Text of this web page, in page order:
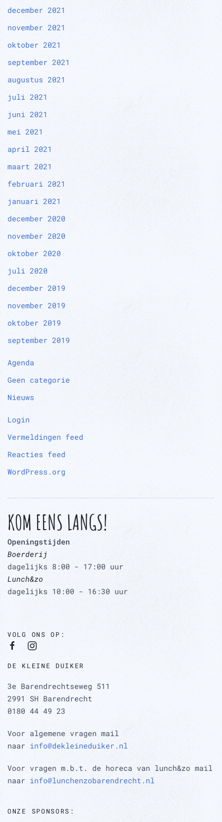
december 2021
november 2021
oktober 2021
september 2021
augustus 2021
juli 2021
juni 2021
mei 2021
april 2021
maart 2021
februari 2021
januari 2021
december 2020
november 2020
oktober 2020
juli 2020
december 2019
november 2019
oktober 2019
september 2019
Agenda
Geen categorie
Nieuws
Login
Vermeldingen feed
Reacties feed
WordPress.org
KOM EENS LANGS!
Openingstijden
Boerderij
dagelijks 8:00 - 17:00 uur
Lunch&zo
dagelijks 10:00 - 16:30 uur
VOLG ONS OP:
DE KLEINE DUIKER
3e Barendrechtseweg 511
2991 SH Barendrecht
0180 44 49 23
Voor algemene vragen mail
naar info@dekleineduiker.nl
Voor vragen m.b.t. de horeca van lunch&zo mail
naar info@lunchenzobarendrecht.nl
ONZE SPONSORS: